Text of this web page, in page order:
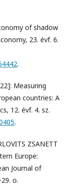
of shadow
23. évf. 6.
.
Measuring
countries: A
12. évf. 4. sz.
.
ZSANETT
Europe:
Journal of
o.